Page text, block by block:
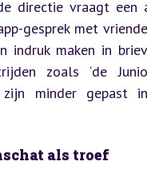
directie vraagt een
gesprek met
indruk maken in
zoals ‘de
zijn minder gepast
als troef